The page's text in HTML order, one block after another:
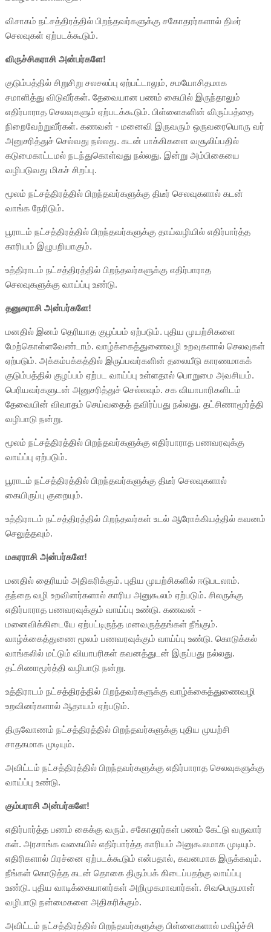
விசாகம் நட்சத்திரத்தில் பிறந்தவர்களுக்கு சகோதரர்களால் திடீர்
செலவுகள் ஏற்படக்கூடும்.
விருச்சிகராசி அன்பர்களே!
குடும்பத்தில் சிறுசிறு சலசலப்பு ஏற்பட்டாலும், சமயோசிதமாக
சமாளித்து விடுவீர்கள். தேவையான பணம் கையில் இருந்தாலும்
எதிர்பாராத செலவுகளும் ஏற்படக்கூடும். பிள்ளைகளின் விருப்பத்தை
நிறைவேற்றுவீர்கள். கணவன் - மனைவி இருவரும் ஒருவரையொரு வர்
அனுசரித்துச் செல்வது நல்லது. கடன் பாக்கிகளை வசூலிப்பதில்
கடுமைகாட்டமல் நடந்துகொள்வது நல்லது. இன்று அம்பிகையை
வழிபடுவது மிகச் சிறப்பு.
மூலம் நட்சத்திரத்தில் பிறந்தவர்களுக்கு திடீர் செலவுகளால் கடன்
வாங்க நேரிடும்.
பூராடம் நட்சத்திரத்தில் பிறந்தவர்களுக்கு தாய்வழியில் எதிர்பார்த்த
காரியம் இழுபறியாகும்.
உத்திராடம் நட்சத்திரத்தில் பிறந்தவர்களுக்கு எதிர்பாராத
செலவுகளுக்கு வாய்ப்பு உண்டு.
தனுசுராசி அன்பர்களே!
மனதில் இனம் தெரியாத குழப்பம் ஏற்படும். புதிய முயற்சிகளை
மேற்கொள்ளவேண்டாம். வாழ்க்கைத்துணைவழி உறவுகளால் செலவுகள்
ஏற்படும். அக்கம்பக்கத்தில் இருப்பவர்களின் தலையீடு காரணமாகக்
குடும்பத்தில் குழப்பம் ஏற்பட வாய்ப்பு உள்ளதால் பொறுமை அவசியம்.
பெரியவர்களுடன் அனுசரித்துச் செல்லவும். சக வியாபாரிகளிடம்
தேவையின் விவாதம் செய்வதைத் தவிர்ப்பது நல்லது. தட்சிணாமூர்த்தி
வழிபாடு நன்று.
மூலம் நட்சத்திரத்தில் பிறந்தவர்களுக்கு எதிர்பாராத பணவரவுக்கு
வாய்ப்பு ஏற்படும்.
பூராடம் நட்சத்திரத்தில் பிறந்தவர்களுக்கு திடீர் செலவுகளால்
கையிருப்பு குறையும்.
உத்திராடம் நட்சத்திரத்தில் பிறந்தவர்கள் உடல் ஆரோக்கியத்தில் கவனம்
செலுத்தவும்.
மகரராசி அன்பர்களே!
மனதில் தைரியம் அதிகரிக்கும். புதிய முயற்சிகளில் ஈடுபடலாம்.
தந்தை வழி உறவினர்களால் காரிய அனுகூலம் ஏற்படும். சிலருக்கு
எதிர்பாராத பணவரவுக்கும் வாய்ப்பு உண்டு. கணவன் -
மனைவிக்கிடையே ஏற்பட்டிருந்த மனவருத்தங்கள் நீங்கும்.
வாழ்க்கைத்துணை மூலம் பணவரவுக்கும் வாய்ப்பு உண்டு. கொடுக்கல்
வாங்கலில் மட்டும் வியாபரிகள் கவனத்துடன் இருப்பது நல்லது.
தட்சிணாமூர்த்தி வழிபாடு நன்று.
உத்திராடம் நட்சத்திரத்தில் பிறந்தவர்களுக்கு வாழ்க்கைத்துணைவழி
உறவினர்களால் ஆதாயம் ஏற்படும்.
திருவோணம் நட்சத்திரத்தில் பிறந்தவர்களுக்கு புதிய முயற்சி
சாதகமாக முடியும்.
அவிட்டம் நட்சத்திரத்தில் பிறந்தவர்களுக்கு எதிர்பாராத செலவுகளுக்கு
வாய்ப்பு உண்டு.
கும்பராசி அன்பர்களே!
எதிர்பார்த்த பணம் கைக்கு வரும். சகோதரர்கள் பணம் கேட்டு வருவார்
கள். அரசாங்க வகையில் எதிர்பார்த்த காரியம் அனுகூலமாக முடியும்.
எதிரிகளால் பிரச்னை ஏற்படக்கூடும் என்பதால், கவனமாக இருக்கவும்.
நீங்கள் கொடுத்த கடன் தொகை திரும்பக் கிடைப்பதற்கு வாய்ப்பு
உண்டு. புதிய வாடிக்கையாளர்கள் அறிமுகமாவார்கள். சிவபெருமான்
வழிபாடு நன்மைகளை அதிகரிக்கும்.
அவிட்டம் நட்சத்திரத்தில் பிறந்தவர்களுக்கு பிள்ளைகளால் மகிழ்ச்சி